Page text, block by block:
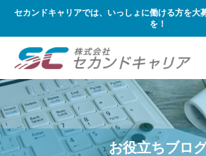
セカンドキャリアでは、いっしょに働ける方を大
を！
お役立ちブロ